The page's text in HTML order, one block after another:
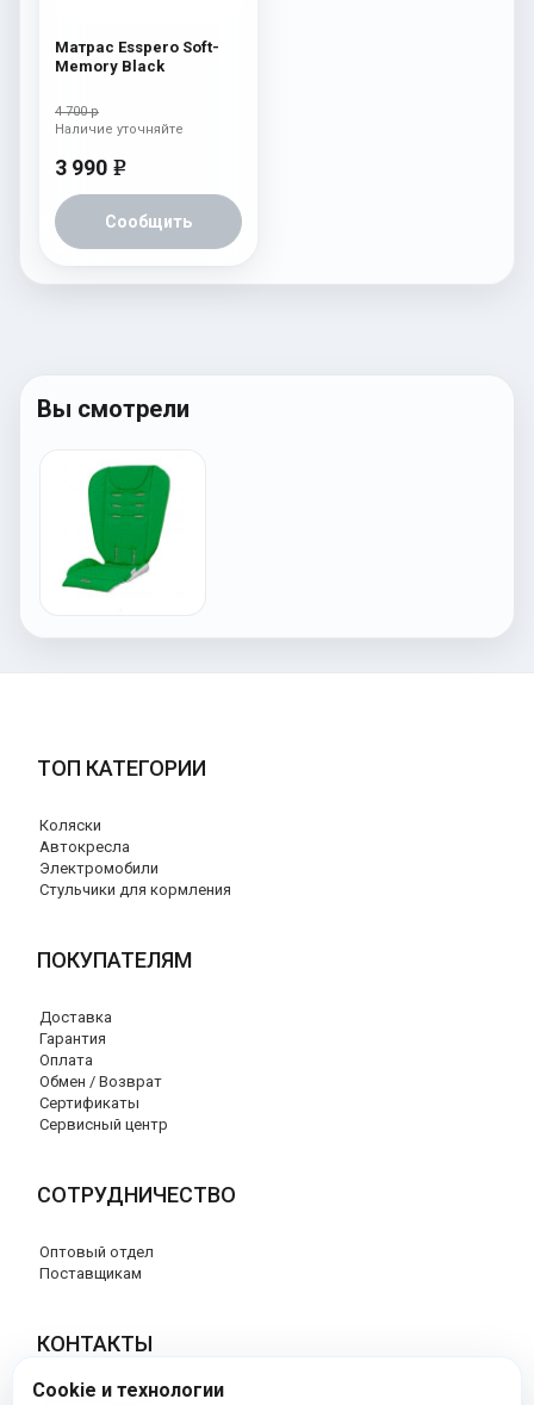
Матрас Esspero Soft-
Memory Black
4 700 р
3 990 e
Сообщить
Наличие уточняйте
Вы смотрели
ТОП КАТЕГОРИИ
Коляски
Автокресла
Электромобили
Стульчики для кормления
ПОКУПАТЕЛЯМ
Доставка
Гарантия
Оплата
Обмен / Возврат
Сертификаты
Сервисный центр
СОТРУДНИЧЕСТВО
Оптовый отдел
Поставщикам
КОНТАКТЫ
8 (800) 707-17-56
Cookie и технологии